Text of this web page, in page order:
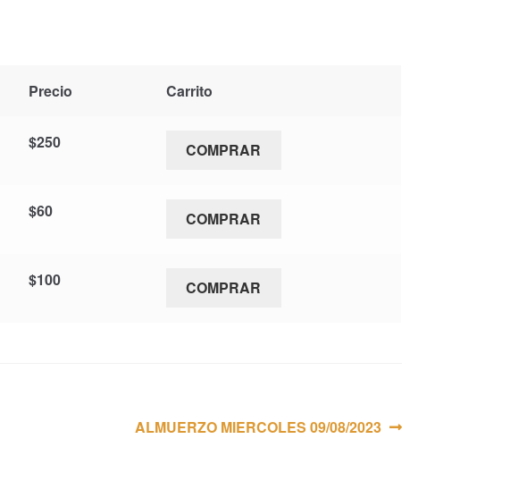
Precio Carrito
$250 COMPRAR
$60 COMPRAR
$100 COMPRAR
Siguiente:
ALMUERZO MIERCOLES 09/08/2023